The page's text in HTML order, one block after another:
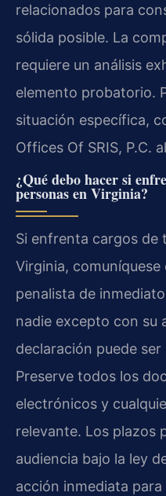
relacionados para
sólida posible. La
requiere un análisis
elemento probatorio.
situación específica,
Offices Of SRIS, P.C.
¿Qué debo hacer si
personas en Virginia?
Si enfrenta cargos de
Virginia,
penalista de
nadie excepto con su
declaración puede
Preserve todos los
electrónicos y
relevante. Los plazos
audiencia bajo la ley
acción inmediata